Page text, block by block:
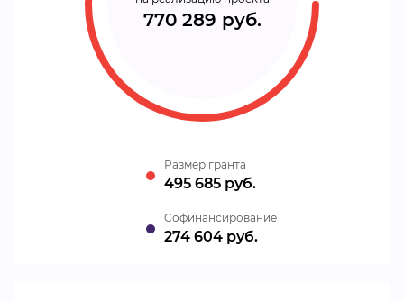
770 289 руб.
Размер гранта
495 685 руб.
Cофинансирование
274 604 руб.